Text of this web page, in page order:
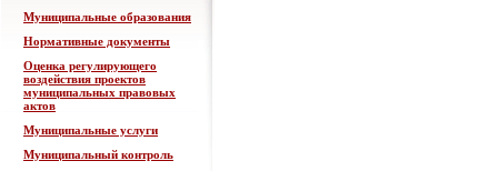
Муниципальные образования
Нормативные документы
Оценка регулирующего
воздействия проектов
муниципальных правовых
актов
Муниципальные услуги
Муниципальный контроль